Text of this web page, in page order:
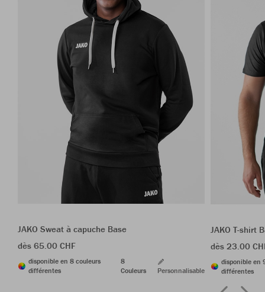
JAKO Sweat à capuche Base
dès 65.00 CHF
disponible en 8 couleurs
différentes
8
Couleurs
Personnalisable
JAKO T-shirt
dès 23.00
disponible en
différentes